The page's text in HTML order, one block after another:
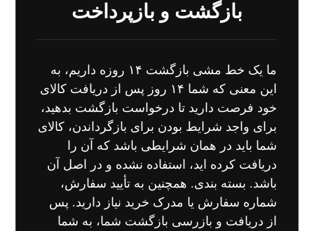
بازگشت و بازپرداخت
ما یک خط مشی بازگشت ۱۴ روزه داریم، به
این معنی که شما ۱۴ روز پس از دریافت کالای
خود فرصت دارید تا درخواست بازگشت بدهید،
برای واجد شرایط بودن برای بازگرداندن، کالای
شما باید در همان شرایطی باشد که آن را
دریافت کرده اید، استفاده نشده و در اصل آن
باشد. بسته بندی. همچنین به تأیید سفارش،
شماره سفارش یا مدرک خرید نیاز دارید. پس
از دریافت و بازرسی بازگشت شما، به شما